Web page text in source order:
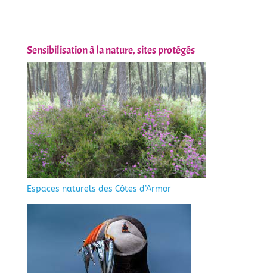
Sensibilisation à la nature, sites protégés
Espaces naturels des Côtes d’Armor